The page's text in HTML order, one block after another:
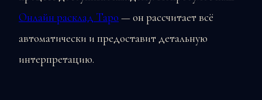
Онлайн расклад Таро — он рассчитает всё
автоматически и предоставит детальную
интерпретацию.